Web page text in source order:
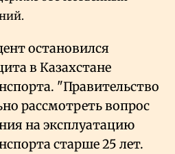
остановился
в Казахстане
"Правительство
рассмотреть вопрос
на эксплуатацию
старше 25 лет.